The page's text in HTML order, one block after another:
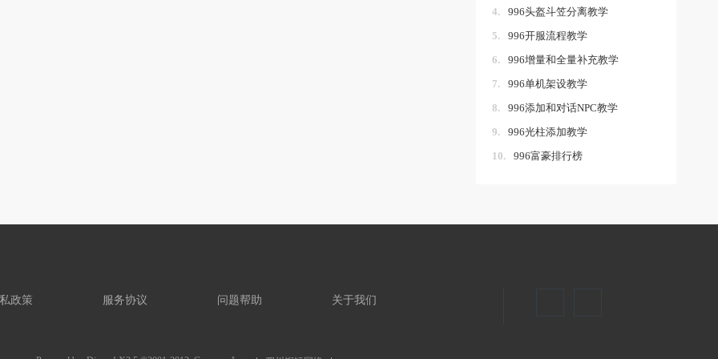
4.
996头盔斗笠分离教学
5.
996开服流程教学
6.
996增量和全量补充教学
7.
996单机架设教学
8.
996添加和对话NPC教学
9.
996光柱添加教学
10.
996富豪排行榜
政策 服务协议 问题帮助 关于我们